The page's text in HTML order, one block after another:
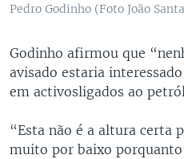
Pedro Godinho (Foto João
Godinho afirmou que
avisado estaria
em activosligados ao
“Esta não é a altura certa
muito por baixo